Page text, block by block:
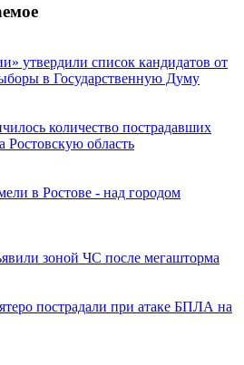
утвердили список кандидатов от
в Государственную Думу
количество пострадавших
Ростовскую область
в Ростове - над городом
зоной ЧС после мегашторма
пострадали при атаке БПЛА на